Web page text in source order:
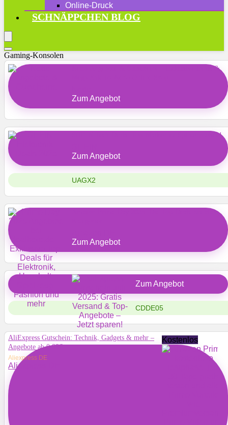
Online-Druck
SCHNÄPPCHEN BLOG
Gaming-Konsolen
Netto Angebote & Gutscheine – Exklusive Deals &
Zum Angebot
SHEIN Tech-Deals: Top-Marken zu Spitzenpreisen!
Zum Angebot
UAGX2
Amazon Prime Day 2025: Die Top-Deals aus allen
Zum Angebot
AliExpress Gutschein: Technik, Gadgets & mehr –
Angebote ab 0,99€
Aliexpress DE
Aliexpress DE
Zum Angebot
CDDE05
Kostenlos